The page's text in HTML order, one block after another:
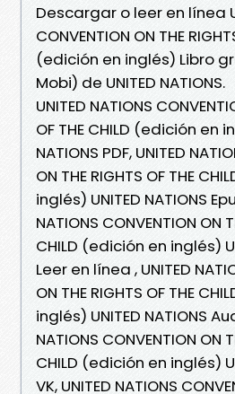
Descargar o leer en línea
CONVENTION ON THE
(edición en inglés) Libro
Mobi) de UNITED NATIONS.
UNITED NATIONS
OF THE CHILD (edición en
NATIONS PDF, UNITED
ON THE RIGHTS OF THE
inglés) UNITED NATIONS
NATIONS CONVENTION ON
CHILD (edición en inglés)
Leer en línea , UNITED
ON THE RIGHTS OF THE
inglés) UNITED NATIONS
NATIONS CONVENTION ON
CHILD (edición en inglés)
VK, UNITED NATIONS